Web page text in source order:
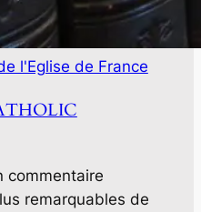
l'Eglise de France
commentaire
remarquables de